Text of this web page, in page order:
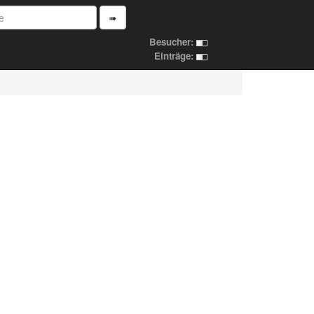
➠
Besucher:
Einträge: